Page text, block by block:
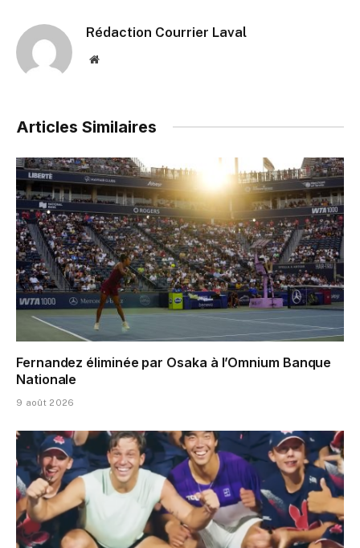
Rédaction Courrier Laval
Website
Articles Similaires
Fernandez éliminée par Osaka à l’Omnium Banque
Nationale
9 août 2026